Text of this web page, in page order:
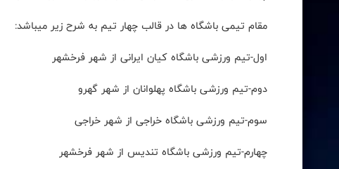
مقام تیمی باشگاه ها در قالب چهار تیم به شرح زیر میباشد:
اول-تیم ورزشی باشگاه کیان ایرانی از شهر فرخشهر
دوم-تیم ورزشی باشگاه پهلوانان از شهر گهرو
سوم-تیم ورزشی باشگاه خراجی از شهر خراجی
چهارم-تیم ورزشی باشگاه تندیس از شهر فرخشهر